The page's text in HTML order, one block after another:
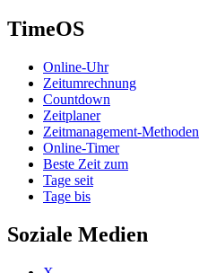
TimeOS
Online-Uhr
Zeitumrechnung
Countdown
Zeitplaner
Zeitmanagement-Methoden
Online-Timer
Beste Zeit zum
Tage seit
Tage bis
Soziale Medien